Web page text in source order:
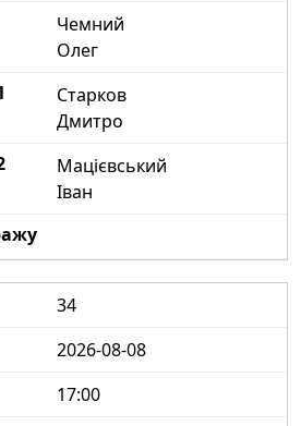
Чемний
Олег
Старков
Дмитро
Мацієвський
Іван
34
2026-08-08
17:00